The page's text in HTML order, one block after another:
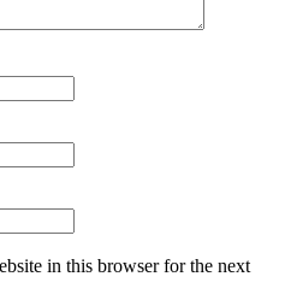
in this browser for the next